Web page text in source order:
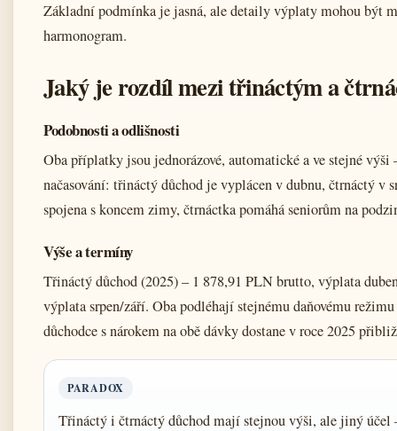
Základní podmínka je jasná, ale detaily výplaty mohou být
harmonogram.
Jaký je rozdíl mezi třináctým a
Podobnosti a odlišnosti
Oba příplatky jsou jednorázové, automatické a ve stejné
načasování: třináctý důchod je vyplácen v dubnu, čtrnáctý v
spojena s koncem zimy, čtrnáctka pomáhá seniorům na
Výše a termíny
Třináctý důchod (2025) – 1 878,91 PLN brutto, výplata
výplata srpen/září. Oba podléhají stejnému daňovému
důchodce s nárokem na obě dávky dostane v roce 2025
PARADOX
Třináctý i čtrnáctý důchod mají stejnou výši, ale jiný